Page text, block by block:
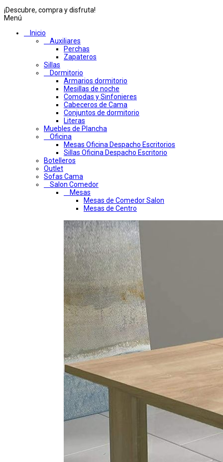
¡Descubre, compra y disfruta!
Menú
Inicio
Auxiliares
Perchas
Zapateros
Sillas
Dormitorio
Armarios dormitorio
Mesillas de noche
Comodas y Sinfonieres
Cabeceros de Cama
Conjuntos de dormitorio
Literas
Muebles de Plancha
Oficina
Mesas Oficina Despacho Escritorios
Sillas Oficina Despacho Escritorio
Botelleros
Outlet
Sofas Cama
Salon Comedor
Mesas
Mesas de Comedor Salon
Mesas de Centro